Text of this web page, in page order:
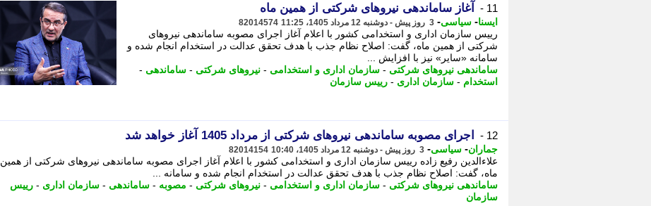
11 - آغاز ساماندهی نیروهای شرکتی از همین ماه
ایسنا- سیاسی- 3 روز پیش - دوشنبه 12 مرداد 1405، 11:25 82014574
رییس سازمان اداری و استخدامی کشور با اعلام آغاز اجرای مصوبه ساماندهی نیروهای
شرکتی از همین ماه، گفت: اصلاح نظام جذب با هدف تحقق عدالت در استخدام انجام شده و
سامانه «سایر» نیز با افزایش ...
ساماندهی نیروهای شرکتی - سازمان اداری و استخدامی - نیروهای شرکتی - ساماندهی -
استخدام - سازمان اداری - رییس سازمان
12 - اجرای مصوبه ساماندهی نیروهای شرکتی از مرداد 1405 آغاز خواهد شد
جماران- سیاسی- 3 روز پیش - دوشنبه 12 مرداد 1405، 10:40 82014154
علاءالدین رفیع زاده رییس سازمان اداری و استخدامی کشور با اعلام آغاز اجرای مصوبه ساماندهی نیروهای شرکتی از همین
ماه، گفت: اصلاح نظام جذب با هدف تحقق عدالت در استخدام انجام شده و سامانه ...
ساماندهی نیروهای شرکتی - سازمان اداری و استخدامی - نیروهای شرکتی - مصوبه - ساماندهی - سازمان اداری - رییس
سازمان